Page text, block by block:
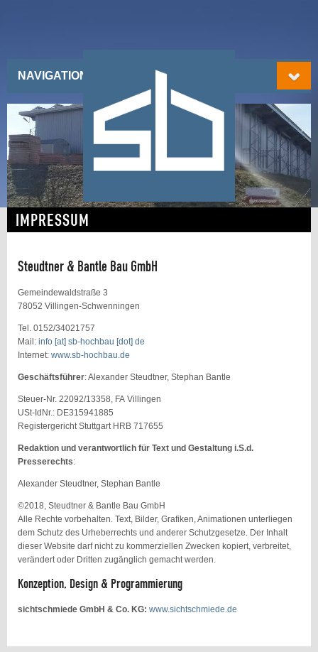
NAVIGATIONSMENÜ
IMPRESSUM
Steudtner & Bantle Bau GmbH
Gemeindewaldstraße 3
78052 Villingen-Schwenningen
Tel. 0152/34021757
Mail: info [at] sb-hochbau [dot] de
Internet: www.sb-hochbau.de
Geschäftsführer: Alexander Steudtner, Stephan Bantle
Steuer-Nr. 22092/13358, FA Villingen
USt-IdNr.: DE315941885
Registergericht Stuttgart HRB 717655
Redaktion und verantwortlich für Text und Gestaltung i.S.d.
Presserechts:
Alexander Steudtner, Stephan Bantle
©2018, Steudtner & Bantle Bau GmbH
Alle Rechte vorbehalten. Text, Bilder, Grafiken, Animationen unterliegen
dem Schutz des Urheberrechts und anderer Schutzgesetze. Der Inhalt
dieser Website darf nicht zu kommerziellen Zwecken kopiert, verbreitet,
verändert oder Dritten zugänglich gemacht werden.
Konzeption, Design & Programmierung
sichtschmiede GmbH & Co. KG: www.sichtschmiede.de